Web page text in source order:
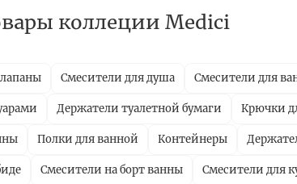
коллеции Medici
Смесители для душа Смесители для
Держатели туалетной бумаги Крючки
Полки для ванной Контейнеры
Смесители на борт ванны Смесители для